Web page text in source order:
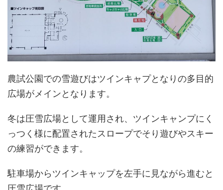
農試公園での雪遊びはツインキャプとなりの多目的
広場がメインとなります。
冬は圧雪広場として運用され、ツインキャンプにく
っつく様に配置されたスロープでそり遊びやスキー
の練習ができます。
駐車場からツインキャップを左手に見ながら進むと